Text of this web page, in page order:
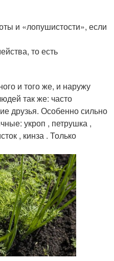
и «лопушистости», если
то есть
и того же, и наружу
так же: часто
друзья. Особенно сильно
укроп , петрушка ,
, кинза . Только